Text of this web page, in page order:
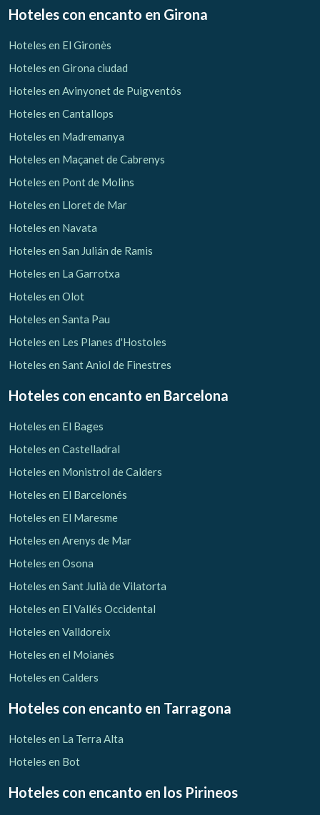
Gestionar mi reserva
Hoteles con encanto en Girona
Hoteles en El Gironès
Hoteles en Girona ciudad
Hoteles en Avinyonet de Puigventós
Hoteles en Cantallops
Hoteles en Madremanya
Hoteles en Maçanet de Cabrenys
Hoteles en Pont de Molins
Hoteles en Lloret de Mar
Hoteles en Navata
Hoteles en San Julián de Ramis
Hoteles en La Garrotxa
Hoteles en Olot
Hoteles en Santa Pau
Hoteles en Les Planes d'Hostoles
Hoteles en Sant Aniol de Finestres
Hoteles con encanto en Barcelona
Hoteles en El Bages
Hoteles en Castelladral
Hoteles en Monistrol de Calders
Hoteles en El Barcelonés
Hoteles en El Maresme
Hoteles en Arenys de Mar
Hoteles en Osona
Hoteles en Sant Julià de Vilatorta
Hoteles en El Vallés Occidental
Hoteles en Valldoreix
Hoteles en el Moianès
Hoteles en Calders
Hoteles con encanto en Tarragona
Hoteles en La Terra Alta
Hoteles en Bot
Hoteles con encanto en los Pirineos